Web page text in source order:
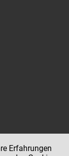
Erfahrungen